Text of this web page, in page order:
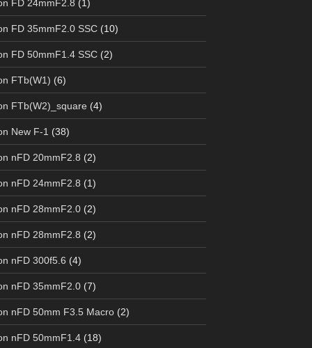
FD 24mmF2.8 (1)
FD 35mmF2.0 SSC (10)
FD 50mmF1.4 SSC (2)
FTb(W1) (6)
FTb(W2)_square (4)
New F-1 (38)
nFD 20mmF2.8 (2)
nFD 24mmF2.8 (1)
nFD 28mmF2.0 (2)
nFD 28mmF2.8 (2)
nFD 300f5.6 (4)
nFD 35mmF2.0 (7)
nFD 50mm F3.5 Macro (2)
nFD 50mmF1.4 (18)